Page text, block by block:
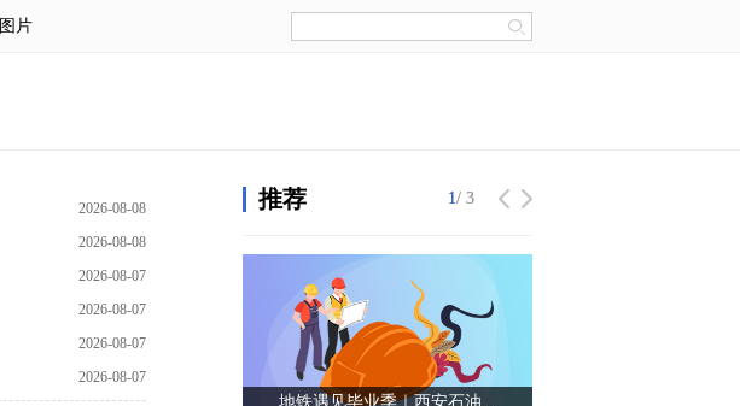
图片
2026-08-08
2026-08-08
2026-08-07
2026-08-07
2026-08-07
2026-08-07
推荐
地铁遇见毕业季｜西安石油...
1/ 3
1/ 3